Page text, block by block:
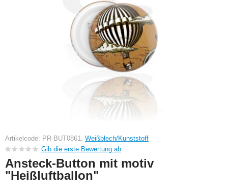
Artikelcode: PR-BUT0861, Weißblech/Kunststoff
Gib die erste Bewertung ab
Ansteck-Button mit motiv
"Heißluftballon"